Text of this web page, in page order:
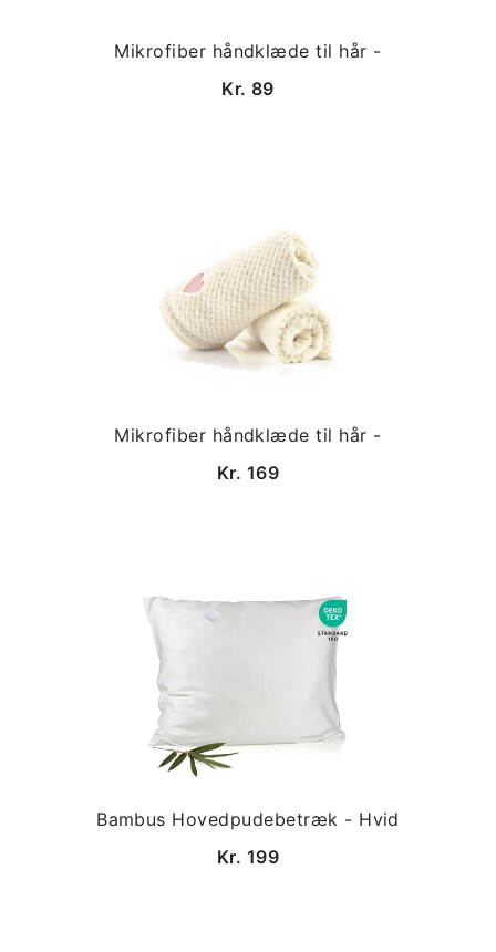
Mikrofiber håndklæde til hår -
Kr. 89
Mikrofiber håndklæde til hår -
Kr. 169
Bambus Hovedpudebetræk - Hvid
Kr. 199